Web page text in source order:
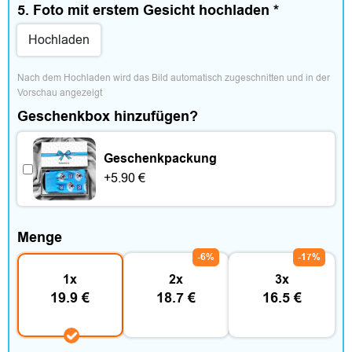
e
s
W
o
h
n
&
5. Foto mit erstem Gesicht hochladen *
Hochladen
Nach dem Hochladen wird das Bild automatisch zugeschnitten und in der
Vorschau angezeigt
Geschenkbox hinzufügen?
Geschenkpackung
+5.90€
Menge
1x
19.9 €
2x
18.7 €
-6%
3x
16.5 €
-17%